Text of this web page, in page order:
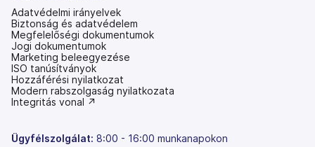
Adatvédelmi irányelvek
Biztonság és adatvédelem
Megfelelőségi dokumentumok
Jogi dokumentumok
Marketing beleegyezése
ISO tanúsítványok
Hozzáférési nyilatkozat
(új
lapon
Modern rabszolgaság nyilatkozata
(új
meg)
Integritás vonal ↗
Ügyfélszolgálat: 8:00 - 16:00 munkanapokon